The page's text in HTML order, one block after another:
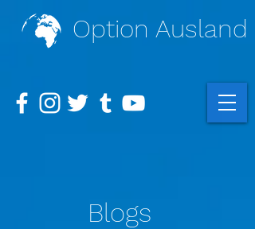
Option Ausland
Blogs